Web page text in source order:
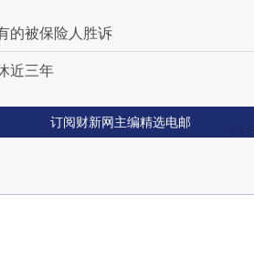
的被保险人胜诉
近三年
订阅财新网主编精选电邮